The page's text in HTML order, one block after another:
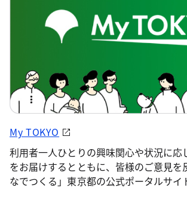
My TOKYO
利用者一人ひとりの興味関心や状況に応
をお届けするとともに、皆様のご意見を
なでつくる」東京都の公式ポータルサイ